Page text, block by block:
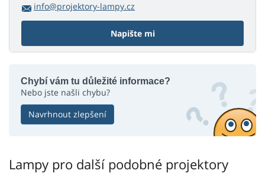
info@projektory-lampy.cz
Napište mi
Chybí vám tu důležité informace?
Nebo jste našli chybu?
Navrhnout zlepšení
Lampy pro další podobné projektory